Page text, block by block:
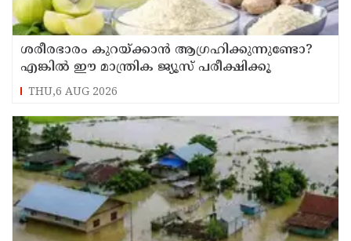
ശരീരഭാരം കുറയ്ക്കാൻ ആഗ്രഹിക്കുന്നുണ്ടോ?
എങ്കിൽ ഈ മാന്ത്രിക ജ്യൂസ് പരീക്ഷിക്കൂ
THU,6 AUG 2026